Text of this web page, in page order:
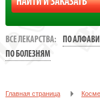
ВСЕ ЛЕКАРСТВА: ПО
ПО БОЛЕЗНЯМ
Главная страница